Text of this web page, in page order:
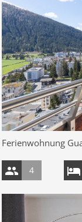
Ferienwohnung
4